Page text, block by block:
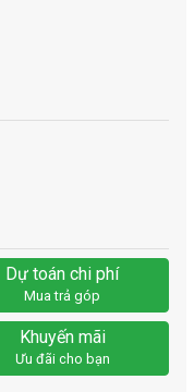
Dự toán chi phí
Mua trả góp
Khuyến mãi
Ưu đãi cho bạn